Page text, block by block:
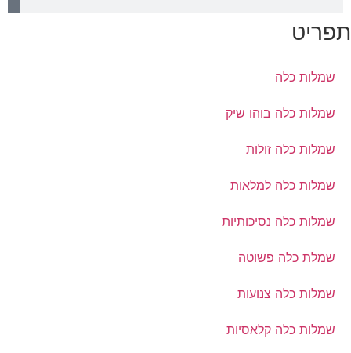
תפריט
שמלות כלה
שמלות כלה בוהו שיק
שמלות כלה זולות
שמלות כלה למלאות
שמלות כלה נסיכותיות
שמלת כלה פשוטה
שמלות כלה צנועות
שמלות כלה קלאסיות